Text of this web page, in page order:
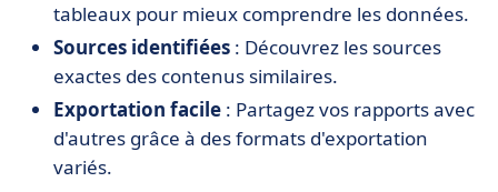
tableaux pour mieux comprendre les données.
Sources identifiées : Découvrez les sources
exactes des contenus similaires.
Exportation facile : Partagez vos rapports avec
d'autres grâce à des formats d'exportation
variés.